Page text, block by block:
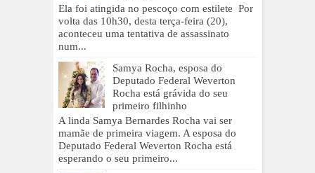
Ela foi atingida no pescoço com estilete Por
volta das 10h30, desta terça-feira (20),
aconteceu uma tentativa de assassinato
num...
Samya Rocha, esposa do
Deputado Federal Weverton
Rocha está grávida do seu
primeiro filhinho
A linda Samya Bernardes Rocha vai ser
mamãe de primeira viagem. A esposa do
Deputado Federal Weverton Rocha está
esperando o seu primeiro...